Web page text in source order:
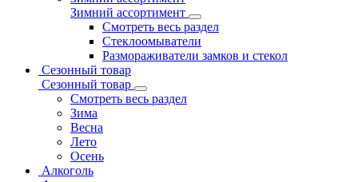
Зимний ассортимент
Смотреть весь раздел
Стеклоомыватели
Размораживатели замков и стекол
Сезонный товар
Сезонный товар
Смотреть весь раздел
Зима
Весна
Лето
Осень
Алкоголь